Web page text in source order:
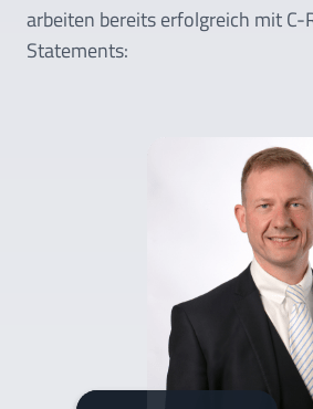
arbeiten bereits erfolgreich mit C-
Statements: